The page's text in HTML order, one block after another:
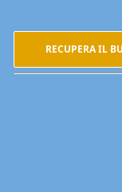
RECUPERA IL